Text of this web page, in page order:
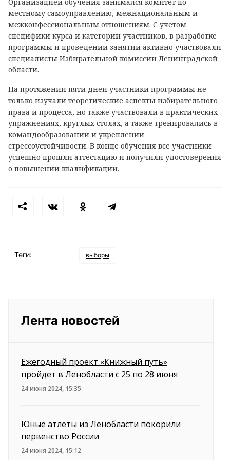
местному самоуправлению, межнациональным и
межконфессиональным отношениям. С учетом
специфики курса и категории участников, в разработке
программы и проведении занятий активно участвовали
специалисты Избирательной комиссии Ленинградской
области.
На протяжении пяти дней участники программы не
только изучали теоретические аспекты избирательного
права и процесса, но также участвовали в практических
упражнениях, круглых столах, а также тренировались в
командообразовании и укреплении
стрессоустойчивости. В конце обучения все участники
успешно прошли аттестацию и получили удостоверения
о повышении квалификации.
Теги: выборы
Лента новостей
Ежегодный проект «Книжный путь»
пройдет в Ленобласти с 25 по 28 июня
24 июня 2024, 15:35
Юные атлеты из Ленобласти покорили
первенство России
24 июня 2024, 15:12